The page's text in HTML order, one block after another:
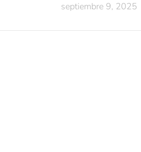
septiembre 9, 2025